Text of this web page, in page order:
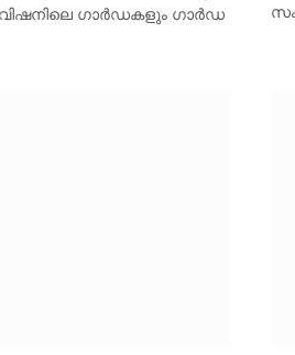
ഗാർഡകളും ഗാർഡ